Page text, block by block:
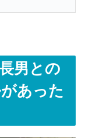
男との
あった